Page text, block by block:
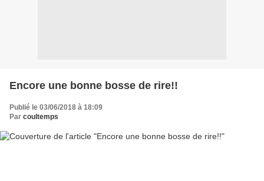
Encore une bonne bosse de rire!!
Publié le 03/06/2018 à 18:09
Par coultemps